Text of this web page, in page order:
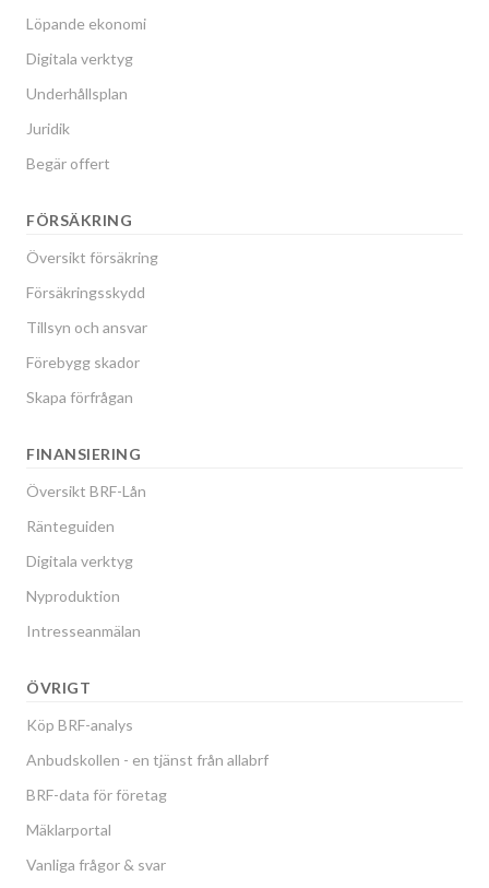
Löpande ekonomi
Digitala verktyg
Underhållsplan
Juridik
Begär offert
FÖRSÄKRING
Översikt försäkring
Försäkringsskydd
Tillsyn och ansvar
Förebygg skador
Skapa förfrågan
FINANSIERING
Översikt BRF-Lån
Ränteguiden
Digitala verktyg
Nyproduktion
Intresseanmälan
ÖVRIGT
Köp BRF-analys
Anbudskollen - en tjänst från allabrf
BRF-data för företag
Mäklarportal
Vanliga frågor & svar